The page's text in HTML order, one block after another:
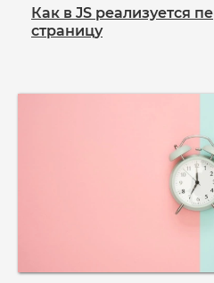
Как в JS реализуется
страницу